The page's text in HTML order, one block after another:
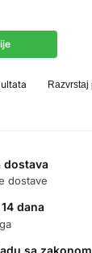
dostava
dostave
dana
sa zakonom